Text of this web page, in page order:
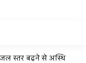
जल स्तर बढ़ने से अस्थि